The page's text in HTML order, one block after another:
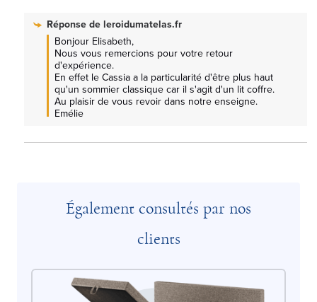
Réponse deleroidumatelas.fr
Bonjour Elisabeth,
Nous vous remercions pour votre retour
d'expérience.
En effet le Cassia a la particularité d'être plus haut
qu'un sommier classique car il s'agit d'un lit coffre.
Au plaisir de vous revoir dans notre enseigne.
Emélie
Également consultés par nos
clients